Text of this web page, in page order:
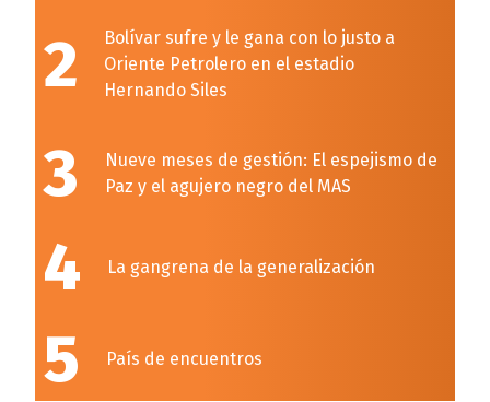
2
Bolívar sufre y le gana con lo justo a
Oriente Petrolero en el estadio
Hernando Siles
3
Nueve meses de gestión: El espejismo de
Paz y el agujero negro del MAS
4 La gangrena de la generalización
5 País de encuentros